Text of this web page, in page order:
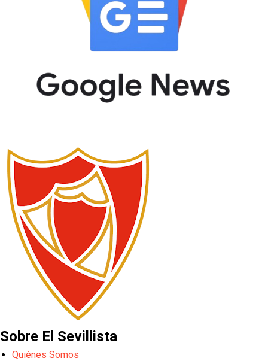
Sobre El Sevillista
Quiénes Somos